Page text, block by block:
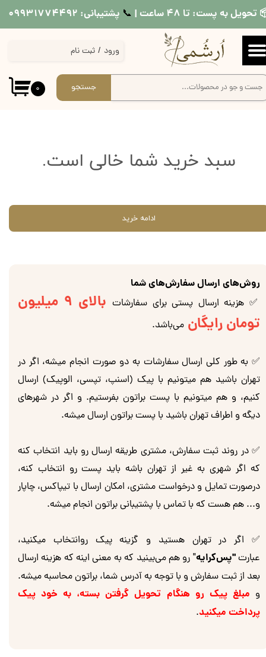
تحویل به پست: تا ۴۸ ساعت | 📞​​​​​​​ پشتیبانی: ۰۹۹۳۱۷۷۴۴۹۲
۰ جستجو
ورود / ثبت نام
حساب کاربری من
تغییر گذر واژه
سفارشات
سبد خرید شما خالی است.
ادامه خرید
روش‌های ارسال سفارش‌های شما
✅ هزینه ارسال پستی برای سفارشات
بالای 9 میلیون
تومان رایگان می‌باشد.
✅ به طور کلی ارسال سفارشات به دو صورت انجام میشه، اگر در
تهران باشید هم میتونیم با پیک (اسنپ، تپسی، الوپیک) ارسال
کنیم، و هم میتونیم با پست براتون بفرستیم. و اگر در شهرهای
دیگه و اطراف تهران باشید با پست براتون ارسال میشه.
✅ در روند ثبت سفارش، مشتری طریقه ارسال رو باید انتخاب کنه
که اگر شهری به غیر از تهران باشه باید پست رو انتخاب کنه،
درصورت تمایل و درخواست مشتری، امکان ارسال با تیپاکس، چاپار
و... هم هست که با تماس با پشتیبانی براتون انجام میشه.
✅ اگر در تهران هستید و گزینه پیک روانتخاب میکنید،
عبارت"پس‌کرایه" رو هم می‌بینید که به معنی اینه که هزینه ارسال
بعد از ثبت سفارش و با توجه به آدرس شما، براتون محاسبه میشه.
و مبلغ پیک رو هنگام تحویل گرفتن بسته، به خود پیک
پرداخت میکنید.